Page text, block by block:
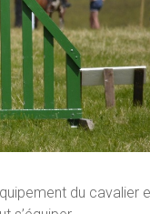
du cavalier